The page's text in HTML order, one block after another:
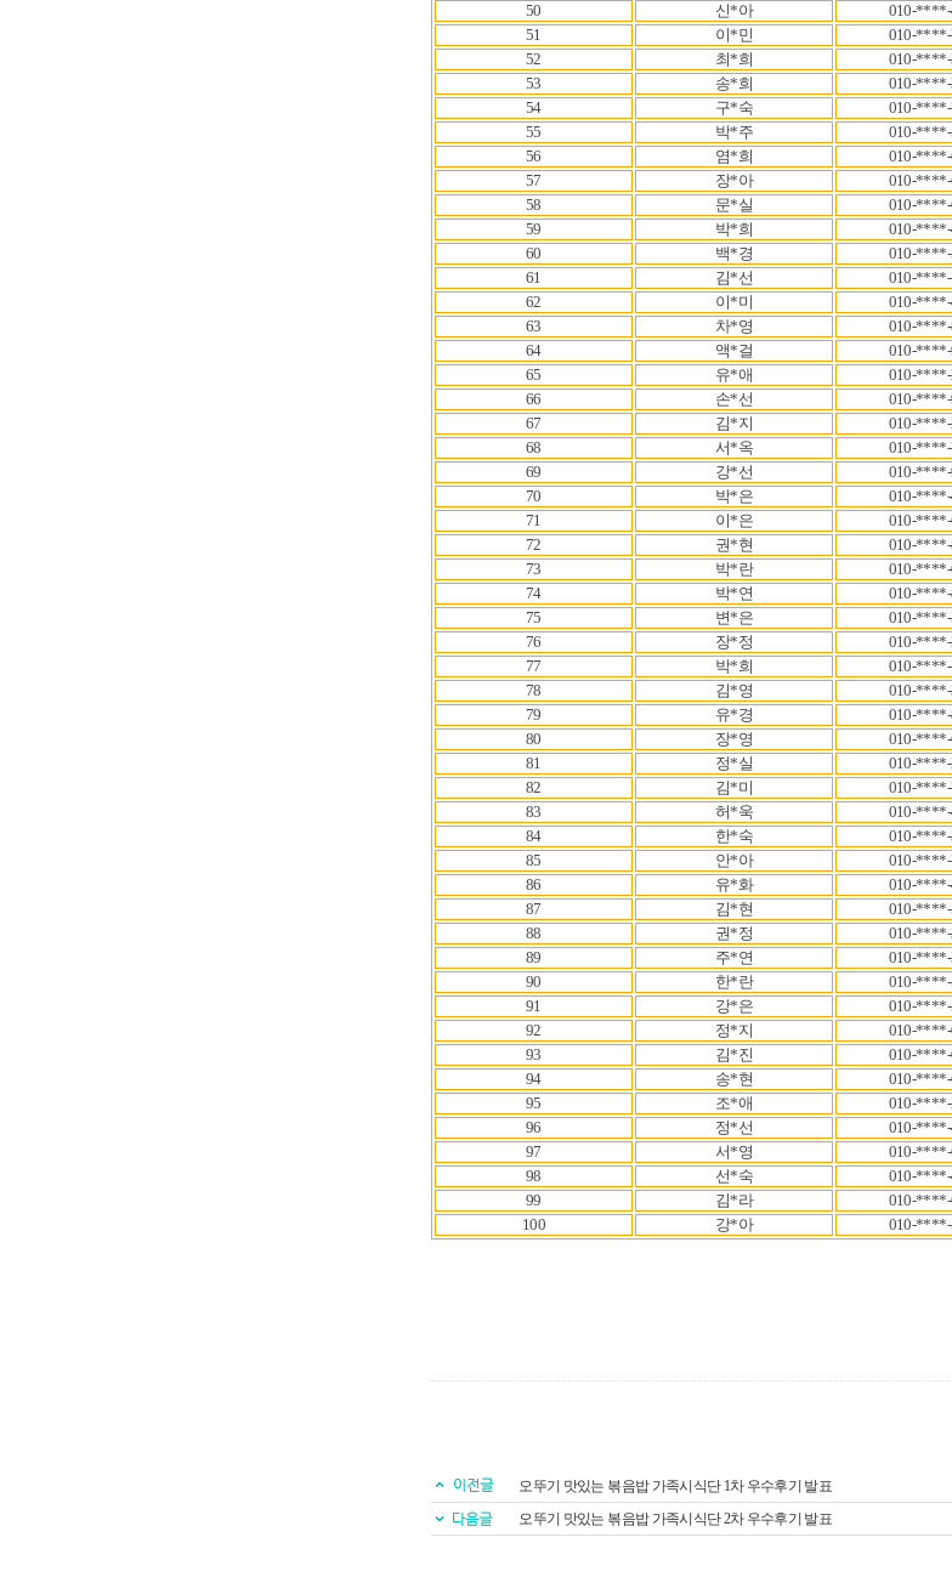
50
신*아
010-****-
51
이*민
010-****-
52
최*희
010-****-
53
송*희
010-****-
54
구*숙
010-****-
55
박*주
010-****-
56
염*희
010-****-
57
장*아
010-****-
58
문*실
010-****-
59
박*희
010-****-
60
백*경
010-****-
61
김*선
010-****-
62
이*미
010-****-
63
차*영
010-****-
64
액*걸
010-****-
65
유*애
010-****-
66
손*선
010-****-
67
김*지
010-****-
68
서*옥
010-****-
69
강*선
010-****-
70
박*은
010-****-
71
이*은
010-****-
72
권*현
010-****-
73
박*란
010-****-
74
박*연
010-****-
75
변*은
010-****-
76
장*정
010-****-
77
박*희
010-****-
78
김*영
010-****-
79
유*경
010-****-
80
장*영
010-****-
81
정*실
010-****-
82
김*미
010-****-
83
허*욱
010-****-
84
한*숙
010-****-
85
안*아
010-****-
86
유*화
010-****-
87
김*현
010-****-
88
권*정
010-****-
89
주*연
010-****-
90
한*란
010-****-
91
강*은
010-****-
92
정*지
010-****-
93
김*진
010-****-
94
송*현
010-****-
95
조*애
010-****-
96
정*선
010-****-
97
서*영
010-****-
98
선*숙
010-****-
99
김*라
010-****-
100
강*아 010-****-
오뚜기 맛있는 볶음밥 가족시식단 1차 우수후기 발표
오뚜기 맛있는 볶음밥 가족시식단 2차 우수후기 발표